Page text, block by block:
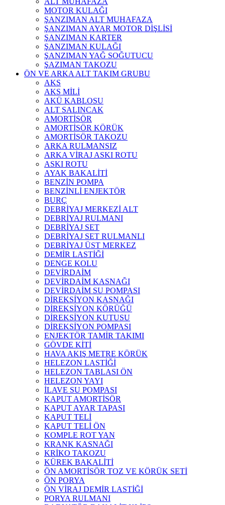
MOTOR KULAĞI
ŞANZIMAN ALT MUHAFAZA
ŞANZIMAN AYAR MOTOR DİŞLİSİ
ŞANZIMAN KARTER
ŞANZIMAN KULAĞI
ŞANZIMAN YAĞ SOĞUTUCU
ŞAZIMAN TAKOZU
ÖN VE ARKA ALT TAKIM GRUBU
AKS
AKS MİLİ
AKÜ KABLOSU
ALT SALINCAK
AMORTİSÖR
AMORTİSÖR KÖRÜK
AMORTİSÖR TAKOZU
ARKA RULMANSIZ
ARKA VİRAJ ASKI ROTU
ASKI ROTU
AYAK BAKALİTİ
BENZİN POMPA
BENZİNLİ ENJEKTÖR
BURÇ
DEBRİYAJ MERKEZİ ALT
DEBRİYAJ RULMANI
DEBRİYAJ SET
DEBRİYAJ SET RULMANLI
DEBRİYAJ ÜST MERKEZ
DEMİR LASTİĞİ
DENGE KOLU
DEVİRDAİM
DEVİRDAİM KASNAĞI
DEVİRDAİM SU POMPASI
DİREKSİYON KASNAĞI
DİREKSİYON KÖRÜĞÜ
DİREKSİYON KUTUSU
DİREKSİYON POMPASI
ENJEKTÖR TAMİR TAKIMI
GÖVDE KİTİ
HAVA AKIŞ METRE KÖRÜK
HELEZON LASTİĞİ
HELEZON TABLASI ÖN
HELEZON YAYI
İLAVE SU POMPASI
KAPUT AMORTİSÖR
KAPUT AYAR TAPASI
KAPUT TELİ
KAPUT TELİ ÖN
KOMPLE ROT YAN
KRANK KASNAĞI
KRİKO TAKOZU
KÜREK BAKALİTİ
ÖN AMORTİSÖR TOZ VE KÖRÜK SETİ
ÖN PORYA
ÖN VİRAJ DEMİR LASTİĞİ
PORYA RULMANI